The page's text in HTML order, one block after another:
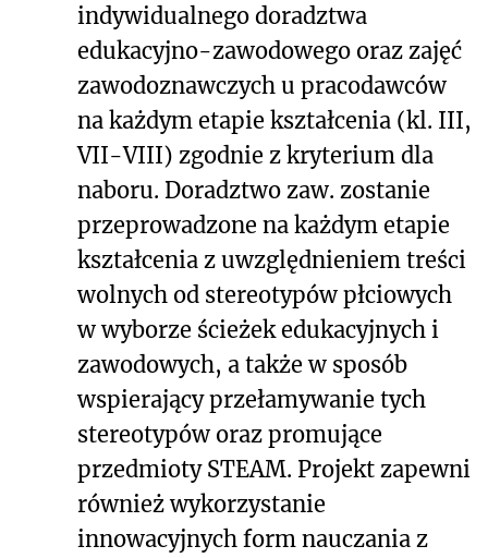
indywidualnego doradztwa
edukacyjno-zawodowego oraz zajęć
zawodoznawczych u pracodawców
na każdym etapie kształcenia (kl. III,
VII-VIII) zgodnie z kryterium dla
naboru. Doradztwo zaw. zostanie
przeprowadzone na każdym etapie
kształcenia z uwzględnieniem treści
wolnych od stereotypów płciowych
w wyborze ścieżek edukacyjnych i
zawodowych, a także w sposób
wspierający przełamywanie tych
stereotypów oraz promujące
przedmioty STEAM. Projekt zapewni
również wykorzystanie
innowacyjnych form nauczania z